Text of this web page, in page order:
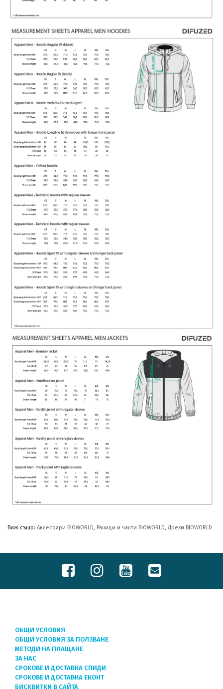
Виж също: Аксесоари BIOWORLD, Раници и чанти BIOWORLD, Дрехи BIOWORLD
ОБЩИ УСЛОВИЯ
ОБЩИ УСЛОВИЯ ЗА ПОЛЗВАНЕ
МЕТОДИ НА ПЛАЩАНЕ
ЗА НАС
СРОКОВЕ И ДОСТАВКА СПИДИ
СРОКОВЕ И ДОСТАВКА ЕКОНТ
БИСКВИТКИ В САЙТА